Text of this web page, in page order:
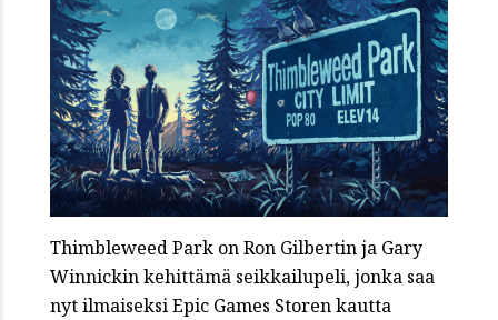
Thimbleweed Park on Ron Gilbertin ja Gary
Winnickin kehittämä seikkailupeli, jonka saa
nyt ilmaiseksi Epic Games Storen kautta